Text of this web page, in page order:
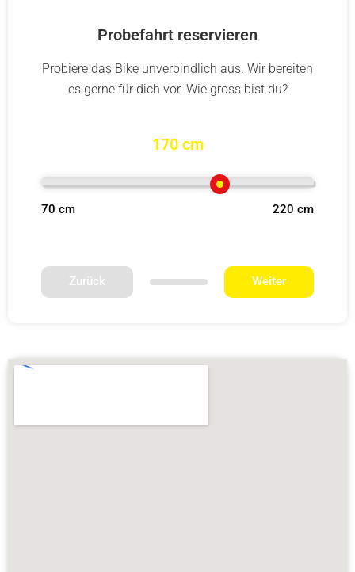
Probefahrt reservieren
Probiere das Bike unverbindlich aus. Wir bereiten
es gerne für dich vor. Wie gross bist du?
170 cm
70 cm 220 cm
Zurück Weiter